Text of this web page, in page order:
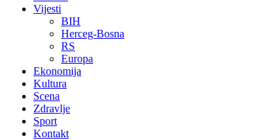
Vijesti
BIH
Herceg-Bosna
RS
Europa
Ekonomija
Kultura
Scena
Zdravlje
Sport
Kontakt